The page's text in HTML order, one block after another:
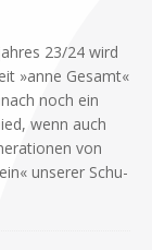
23/24 wird
»anne Ge­samt«
noch ein
wenn auch
von
un­se­rer Schu­